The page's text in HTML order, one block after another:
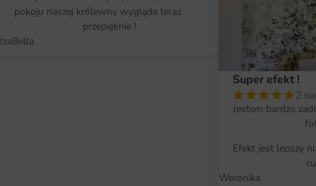
pokoju naszej królewny wygląda teraz
przepięknie !
IzaBella
Super efekt !
2
Jestem bardzo
Efekt jest lepszy
Weronika